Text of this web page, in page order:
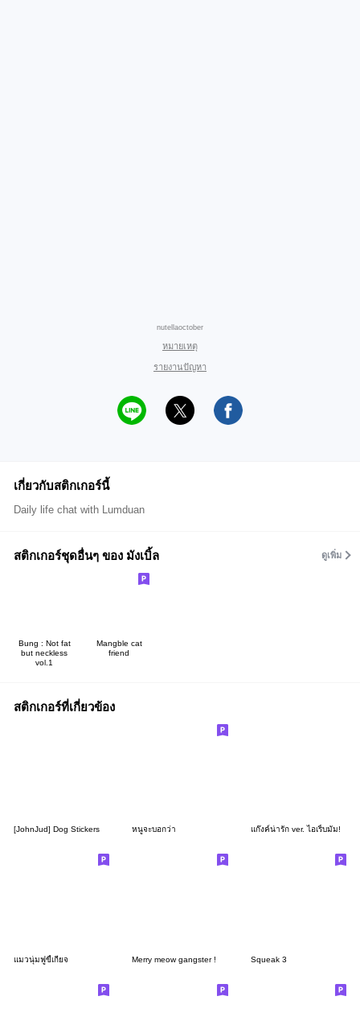
nutellaoctober
หมายเหตุ
รายงานปัญหา
เกี่ยวกับสติกเกอร์นี้
Daily life chat with Lumduan
สติกเกอร์ชุดอื่นๆ ของ มังเบิ้ล ดูเพิ่ม
Bung : Not fat
but neckless
vol.1
Mangble cat
friend
สติกเกอร์ที่เกี่ยวข้อง
[JohnJud] Dog Stickers หนูจะบอกว่า แก๊งค์น่ารัก ver. ไอเริ้บมัม!
แมวนุ่มฟูขี้เกียจ Merry meow gangster ! Squeak 3